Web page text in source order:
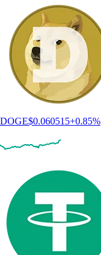
DOGE$0.060515+0.85%